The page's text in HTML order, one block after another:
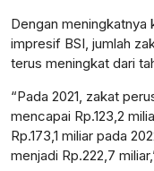
Dengan meningkatnya
impresif BSI, jumlah
terus meningkat dari
“Pada 2021, zakat
mencapai Rp.123,2
Rp.173,1 miliar pada
menjadi Rp.222,7